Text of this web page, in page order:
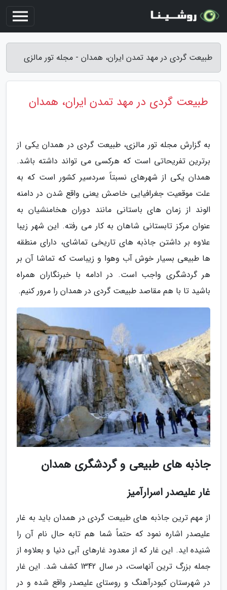
طبیعت گردی در مهد تمدن ایران، همدان - مجله تور مالزی
طبیعت گردی در مهد تمدن ایران، همدان
به گزارش مجله تور مالزی، طبیعت گردی در همدان یکی از
برترین تفریحاتی است که هرکسی می تواند داشته باشد.
همدان یکی از شهرهای نسبتاً سردسیر کشور است که به
علت موقعیت جغرافیایی خاصش یعنی واقع شدن در دامنه
الوند از زمان های باستانی مانند دوران هخامنشیان به
عنوان مرکز تابستانی شاهان به کار می رفته. این شهر زیبا
علاوه بر داشتن جاذبه های تاریخی تماشای، دارای منطقه
ها طبیعی بسیار خوش آب وهوا و زیباست که تماشا آن بر
هر گردشگری واجب است. در ادامه با خبرنگاران همراه
باشید تا با هم مقاصد طبیعت گردی در همدان را مرور کنیم.
جاذبه های طبیعی و گردشگری همدان
غار علیصدر اسرارآمیز
از مهم ترین جاذبه های طبیعت گردی در همدان باید به غار
علیصدر اشاره نمود که حتماً شما هم تابه حال نام آن را
شنیده اید. این غار که از معدود غارهای آبی دنیا و بعلاوه از
جمله بزرگ ترین آنهاست، در سال 1342 کشف شد. این غار
در شهرستان کبودرآهنگ و روستای علیصدر واقع شده و در